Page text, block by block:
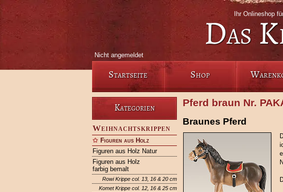
Ihr Onlineshop
Das
Nicht angemeldet
Startseite Shop
Kategorien
Weihnachtskrippen
Figuren aus Holz
Figuren aus Holz Natur
Figuren aus Holz
farbig bemalt
Rowi Krippe col. 13, 16 & 20 cm
Komet Krippe col. 12, 16 & 25 cm
Pferd braun Nr.
Braunes Pferd